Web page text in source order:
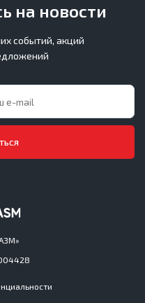
на новости
событий, акций